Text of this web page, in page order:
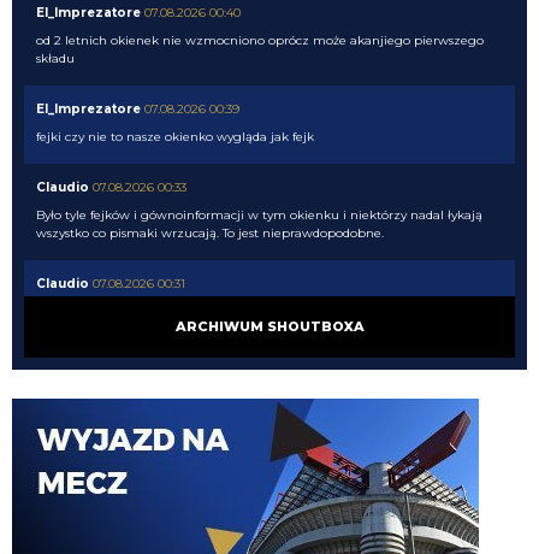
El_Imprezatore 07.08.2026 00:40
od 2 letnich okienek nie wzmocniono oprócz może akanjiego pierwszego
składu
El_Imprezatore 07.08.2026 00:39
fejki czy nie to nasze okienko wygląda jak fejk
Claudio 07.08.2026 00:33
Było tyle fejków i gównoinformacji w tym okienku i niektórzy nadal łykają
wszystko co pismaki wrzucają. To jest nieprawdopodobne.
Claudio 07.08.2026 00:31
El_Imprezatore 07.08.2026 00:09
Claudio 06.08.2026 23:58
pismaki zawsze maja info z opoznieniem. Moze juz dawno dali sobie spokoj
z Romero. To wiedza tylko wewnatrz Interu
ARCHIWUM SHOUTBOXA